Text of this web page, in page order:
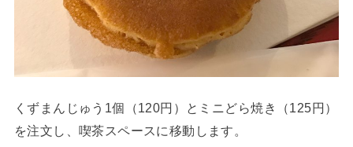
くずまんじゅう1個（120円）とミニどら焼き（125円）
を注文し、喫茶スペースに移動します。